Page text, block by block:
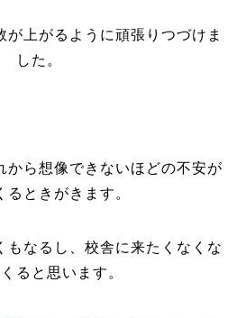
が上がるように頑張りつづけま
した。
から想像できないほどの不安が
るときがきます。
もなるし、校舎に来たくなくな
ると思います。